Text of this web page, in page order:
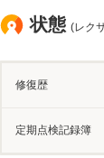
状態 (レク
修復歴
定期点検記録簿